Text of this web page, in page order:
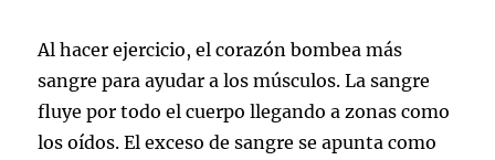
Al hacer ejercicio, el corazón bombea más
sangre para ayudar a los músculos. La sangre
fluye por todo el cuerpo llegando a zonas como
los oídos. El exceso de sangre se apunta como